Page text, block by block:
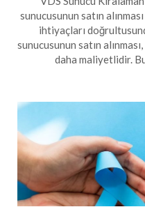
sunucusunun satın
ihtiyaçları
sunucusunun satın
daha maliyetlidir.